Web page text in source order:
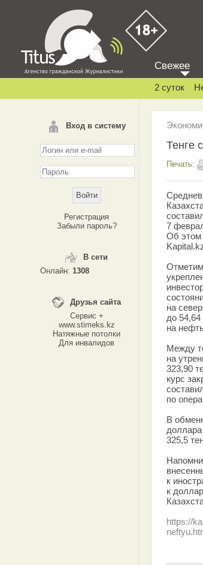
Вход в систему
Регистрация
Забыли пароль?
В сети
Онлайн: 1308
Друзья сайта
Сервис +
www.stimeks.kz
Натяжные потолки
Для инвалидов
Свежее
2 суток
Тенге
Печать:
7
Об этом
на
до
на
Между
на
323,90
курс
по
В
325,5
к
к
https://